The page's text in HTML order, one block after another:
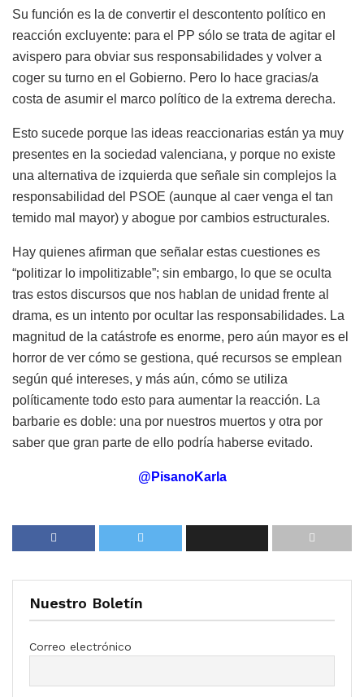
Su función es la de convertir el descontento político en
reacción excluyente: para el PP sólo se trata de agitar el
avispero para obviar sus responsabilidades y volver a
coger su turno en el Gobierno. Pero lo hace gracias/a
costa de asumir el marco político de la extrema derecha.
Esto sucede porque las ideas reaccionarias están ya muy
presentes en la sociedad valenciana, y porque no existe
una alternativa de izquierda que señale sin complejos la
responsabilidad del PSOE (aunque al caer venga el tan
temido mal mayor) y abogue por cambios estructurales.
Hay quienes afirman que señalar estas cuestiones es
“politizar lo impolitizable”; sin embargo, lo que se oculta
tras estos discursos que nos hablan de unidad frente al
drama, es un intento por ocultar las responsabilidades. La
magnitud de la catástrofe es enorme, pero aún mayor es el
horror de ver cómo se gestiona, qué recursos se emplean
según qué intereses, y más aún, cómo se utiliza
políticamente todo esto para aumentar la reacción. La
barbarie es doble: una por nuestros muertos y otra por
saber que gran parte de ello podría haberse evitado.
@PisanoKarla
Nuestro Boletín
Correo electrónico